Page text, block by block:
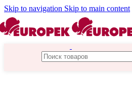
Skip to navigation Skip to main content